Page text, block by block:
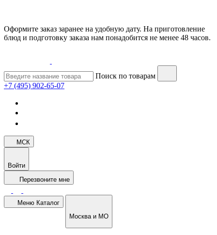
Оформите заказ заранее на удобную дату. На приготовление
блюд и подготовку заказа нам понадобится не менее 48 часов.
Поиск по товарам
+7 (495) 902-65-07
МСК
Войти
Перезвоните мне
Меню Каталог
Москва и МО